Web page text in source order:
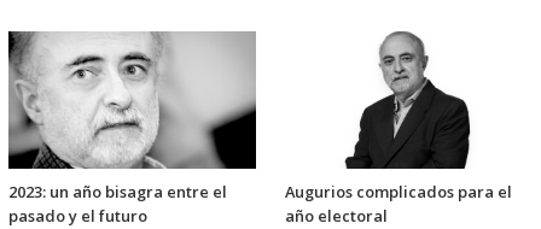
2023: un año bisagra entre el
pasado y el futuro
Augurios complicados para el
año electoral